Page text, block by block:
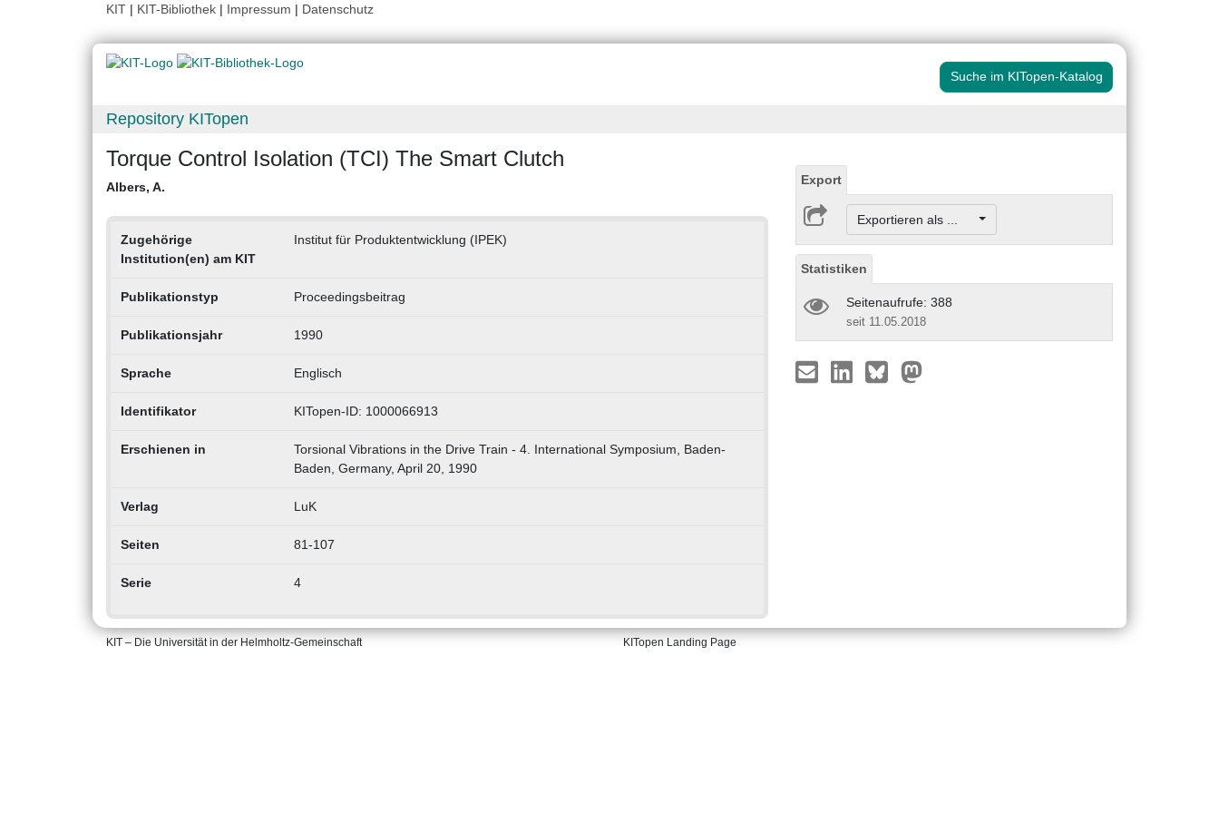
KIT | KIT-Bibliothek | Impressum | Datenschutz
Suche im KITopen-Katalog
Repository KITopen
Torque Control Isolation (TCI) The Smart Clutch
Albers, A.
Zugehörige
Institution(en) am KIT
Institut für Produktentwicklung (IPEK)
Publikationstyp Proceedingsbeitrag
Publikationsjahr 1990
Sprache Englisch
Identifikator KITopen-ID: 1000066913
Erschienen in
Torsional Vibrations in the Drive Train - 4. International Symposium, Baden-
Baden, Germany, April 20, 1990
Verlag LuK
Seiten 81-107
Serie 4
Export
Exportieren als ...
Statistiken
Seitenaufrufe: 388
seit 11.05.2018
KIT – Die Universität in der Helmholtz-Gemeinschaft KITopen Landing Page